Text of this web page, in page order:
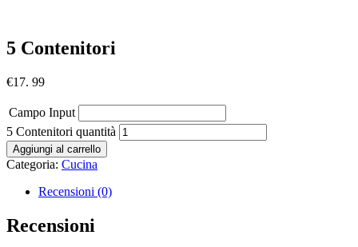
5 Contenitori
€17. 99
Campo Input
5 Contenitori quantità
Aggiungi al carrello
Categoria: Cucina
Recensioni (0)
Recensioni